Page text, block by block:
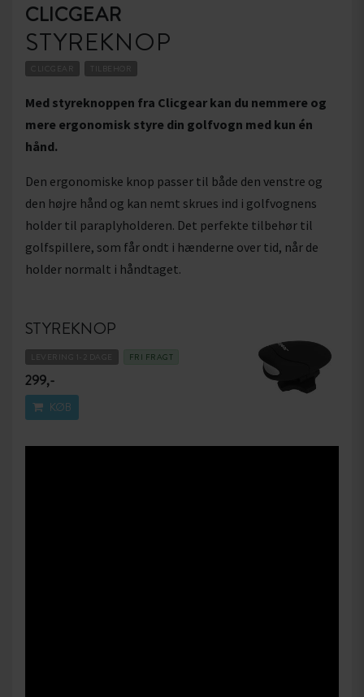
CLICGEAR
STYREKNOP
TILBEHØR
Med styreknoppen fra Clicgear kan du nemmere og
mere ergonomisk styre din golfvogn med kun én
hånd.
Den ergonomiske knop passer til både den venstre og
den højre hånd og kan nemt skrues ind i golfvognens
holder til paraplyholderen. Det perfekte tilbehør til
golfspillere, som får ondt i hænderne over tid, når de
holder normalt i håndtaget.
STYREKNOP
LEVERING 1-2 DAGE FRI FRAGT
299,-
KØB